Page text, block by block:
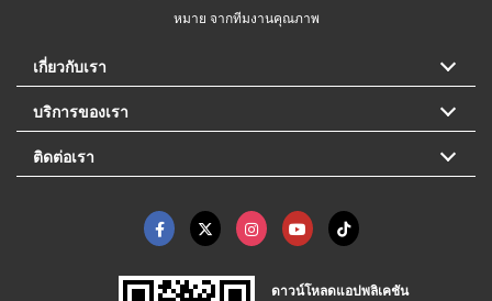
หมาย จากทีมงานคุณภาพ
เกี่ยวกับเรา
บริการของเรา
ติดต่อเรา
ดาวน์โหลดแอปพลิเคชัน